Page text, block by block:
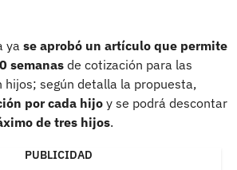
ya se aprobó un artículo que permite
semanas de cotización para las
hijos; según detalla la propuesta,
por cada hijoy se podrá descontar
de tres hijos.
PUBLICIDAD